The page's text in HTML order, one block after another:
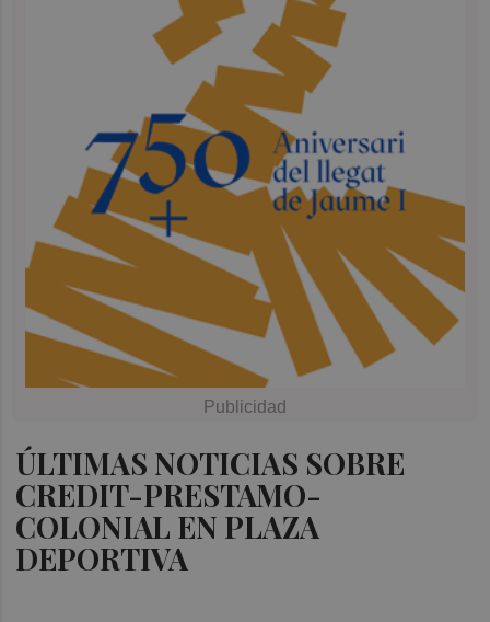
ÚLTIMAS NOTICIAS SOBRE
CREDIT-PRESTAMO-
COLONIAL EN PLAZA
DEPORTIVA